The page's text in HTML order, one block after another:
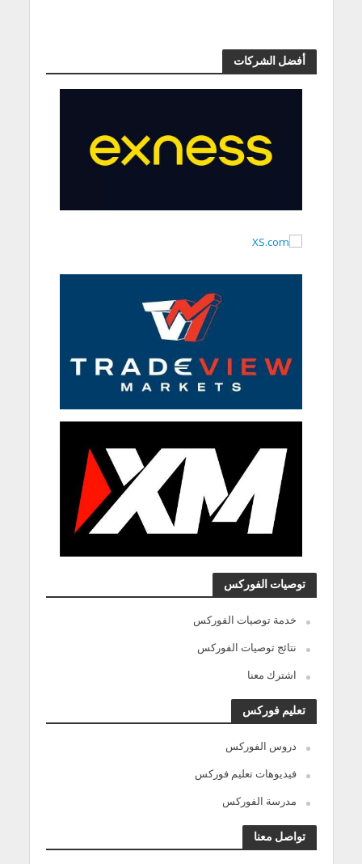
أفضل الشركات
توصيات الفوركس
خدمة توصيات الفوركس
نتائج توصيات الفوركس
اشترك معنا
تعليم فوركس
دروس الفوركس
فيديوهات تعليم فوركس
مدرسة الفوركس
تواصل معنا